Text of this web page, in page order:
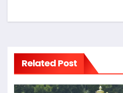
Related Post